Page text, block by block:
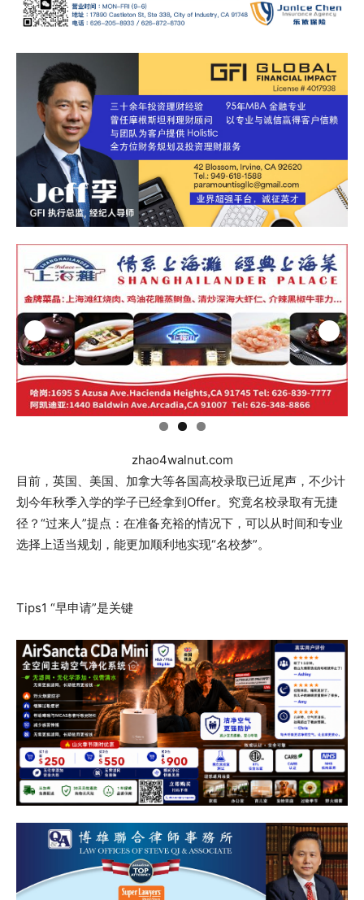
zhao4walnut.com
目前，英国、美国、加拿大等各国高校录取已近尾声，不少计
划今年秋季入学的学子已经拿到Offer。究竟名校录取有无捷
径？“过来人”提点：在准备充裕的情况下，可以从时间和专业
选择上适当规划，能更加顺利地实现“名校梦”。
Tips1 “早申请”是关键